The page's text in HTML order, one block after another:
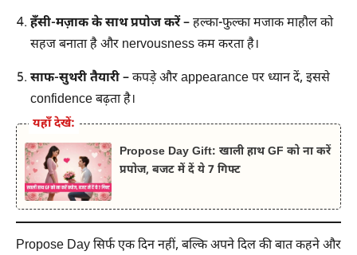
हँसी-मज़ाक के साथ प्रपोज करें– हल्का-फुल्का मजाक माहौल को
सहज बनाता है और nervousness कम करता है।
साफ-सुथरी तैयारी– कपड़े और appearance पर ध्यान दें, इससे
confidence बढ़ता है।
यहाँ देखें:
Propose Day Gift: खाली हाथ GF को ना करें
प्रपोज, बजट में दें ये 7 गिफ्ट
Propose Day सिर्फ एक दिन नहीं, बल्कि अपने दिल की बात कहने और